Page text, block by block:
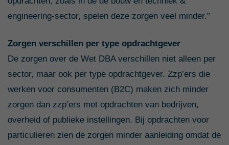
engineering-sector, spelen deze zorgen veel minder.”
Zorgen verschillen per type opdrachtgever
De zorgen over de Wet DBA verschillen niet alleen per
sector, maar ook per type opdrachtgever. Zzp’ers die
werken voor consumenten (B2C) maken zich minder
zorgen dan zzp’ers met opdrachten van bedrijven,
overheid of publieke instellingen. Bij opdrachten voor
particulieren zien de zorgen minder aanleiding omdat de